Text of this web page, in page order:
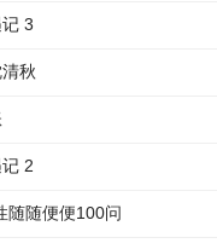
3
秋
2
随随便便100问